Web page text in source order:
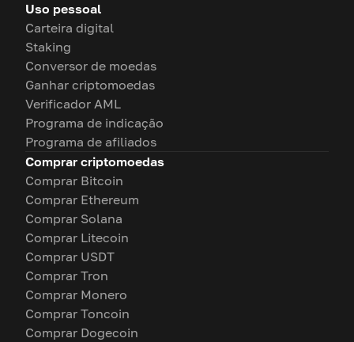
Uso pessoal
Carteira digital
Staking
Conversor de moedas
Ganhar criptomoedas
Verificador AML
Programa de indicação
Programa de afiliados
Comprar criptomoedas
Comprar Bitcoin
Comprar Ethereum
Comprar Solana
Comprar Litecoin
Comprar USDT
Comprar Tron
Comprar Monero
Comprar Toncoin
Comprar Dogecoin